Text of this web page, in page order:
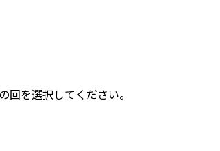
を選択してください。